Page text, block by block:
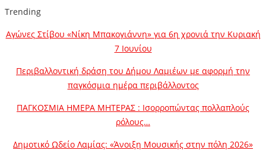
Trending
Αγώνες Στίβου «Νίκη Μπακογιάννη» για 6η χρονιά την Κυριακή
7 Ιουνίου
Περιβαλλοντική δράση του Δήμου Λαμιέων με αφορμή την
παγκόσμια ημέρα περιβάλλοντος
ΠΑΓΚΟΣΜΙΑ ΗΜΕΡΑ ΜΗΤΕΡΑΣ : Ισορροπώντας πολλαπλούς
ρόλους…
Δημοτικό Ωδείο Λαμίας: «Άνοιξη Μουσικής στην πόλη 2026»